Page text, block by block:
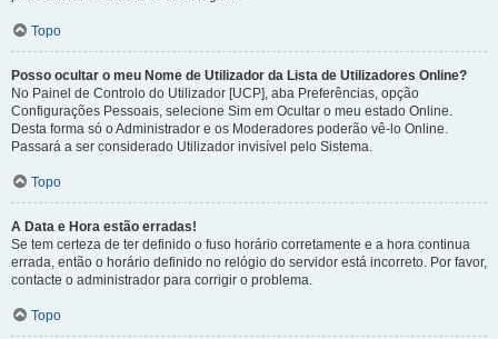
Topo
Posso ocultar o meu Nome de Utilizador da Lista de Utilizadores Online?
No Painel de Controlo do Utilizador [UCP], aba Preferências, opção
Configurações Pessoais, selecione Sim em Ocultar o meu estado Online.
Desta forma só o Administrador e os Moderadores poderão vê-lo Online.
Passará a ser considerado Utilizador invisível pelo Sistema.
Topo
A Data e Hora estão erradas!
Se tem certeza de ter definido o fuso horário corretamente e a hora continua
errada, então o horário definido no relógio do servidor está incorreto. Por favor,
contacte o administrador para corrigir o problema.
Topo